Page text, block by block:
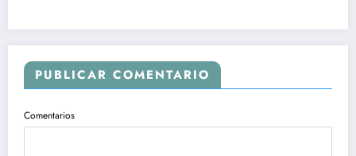
PUBLICAR COMENTARIO
Comentarios